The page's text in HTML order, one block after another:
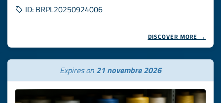
ID: BRPL20250924006
DISCOVER MORE →
Expires on 21 novembre 2026